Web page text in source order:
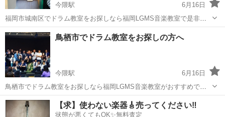
今隈駅
6月16日
福岡市城南区でドラム教室をお探しなら福岡LGMS音楽教室で是非、
無料体験レッスンをお試しください！ 地下鉄七隈駅と同じビル内にあ
るのでとても通いやすい場所にあります。 楽器も持っていない初心者
から上級者まで対応可...
福岡 小郡市 今隈駅 ドラム 音楽教室
鳥栖市でドラム教室をお探しの方へ
今隈駅
6月16日
鳥栖市でドラム教室をお探しなら福岡LGMS音楽教室がおすすめで
す。 ↓ ↓ ↓ https://lightmusicschool.jp/tachiaraidrum/ 鳥栖市から車で約
20分以内で着くので通いやすい場所に...
福岡 三井郡 今隈駅 ドラム DTM
【求】使わない楽器🎸売ってください‼️
状態が悪くてもOK✨無料査定